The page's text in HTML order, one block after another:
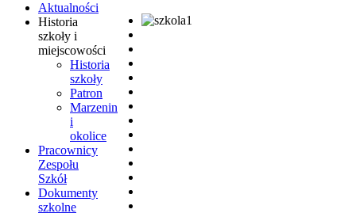
Aktualności
Historia
szkoły i
miejscowości
Historia
szkoły
Patron
Marzenin
i
okolice
Pracownicy
Zespołu
Szkół
Dokumenty
szkolne